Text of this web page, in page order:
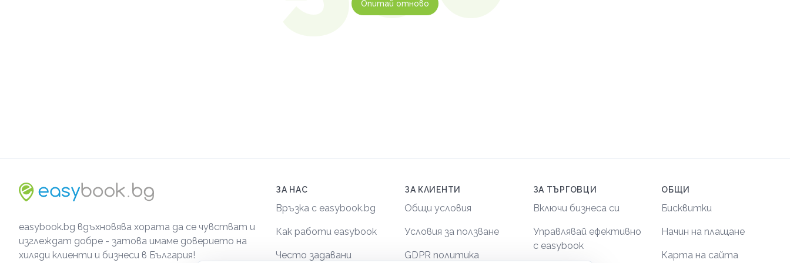
Опитай отново
easybook.bg вдъхновява хората да се чувстват и
изглеждат добре - затова имаме доверието на
хиляди клиенти и бизнеси в България!
ЗА НАС
Връзка с easybook.bg
Как работи easybook
Често задавани
ЗА КЛИЕНТИ
Общи условия
Условия за ползване
GDPR политика
ЗА ТЪРГОВЦИ
Включи бизнеса си
Управлявай ефективно
с easybook
ОБЩИ
Бисквитки
Начин на плащане
Карта на сайта